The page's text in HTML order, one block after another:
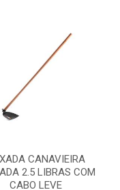
CANAVIEIRA
2.5 LIBRAS COM
CABO LEVE